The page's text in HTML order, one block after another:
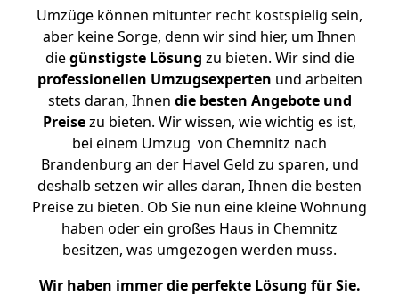
Umzüge können mitunter recht kostspielig sein,
aber keine Sorge, denn wir sind hier, um Ihnen
diegünstigste Lösung zu bieten. Wir sind die
professionellen Umzugsexperten und arbeiten
stets daran, Ihnen die besten Angebote und
Preisezu bieten. Wir wissen, wie wichtig es ist,
bei einem Umzug von Chemnitz nach
Brandenburg an der Havel Geld zu sparen, und
deshalb setzen wir alles daran, Ihnen die besten
Preise zu bieten. Ob Sie nun eine kleine Wohnung
haben oder ein großes Haus in Chemnitz
besitzen, was umgezogen werden muss.
Wir haben immer die perfekte Lösung für Sie.